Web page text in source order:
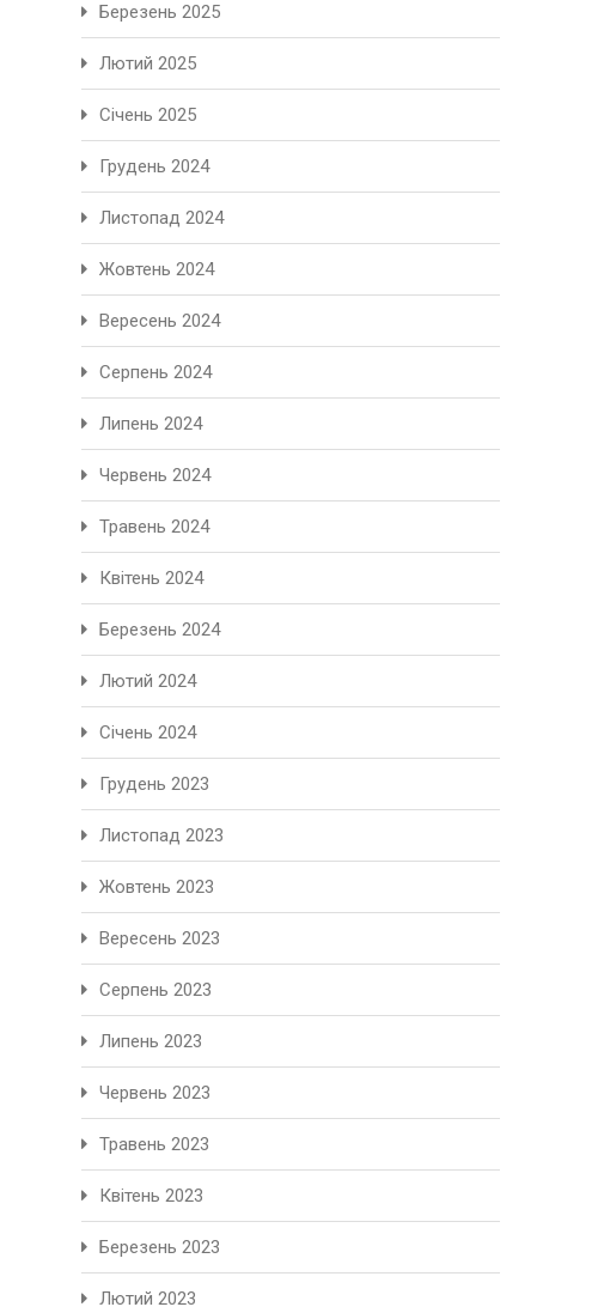
Березень 2025
Лютий 2025
Січень 2025
Грудень 2024
Листопад 2024
Жовтень 2024
Вересень 2024
Серпень 2024
Липень 2024
Червень 2024
Травень 2024
Квітень 2024
Березень 2024
Лютий 2024
Січень 2024
Грудень 2023
Листопад 2023
Жовтень 2023
Вересень 2023
Серпень 2023
Липень 2023
Червень 2023
Травень 2023
Квітень 2023
Березень 2023
Лютий 2023